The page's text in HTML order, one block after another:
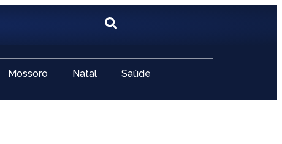
Mossoro Natal Saúde